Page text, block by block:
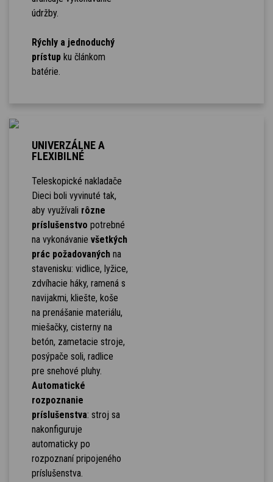
údržby.
Rýchly a jednoduchý
prístupku článkom
batérie.
UNIVERZÁLNE A
FLEXIBILNÉ
Teleskopické nakladače
Dieci boli vyvinuté tak,
aby využívali rôzne
príslušenstvo potrebné
na vykonávanie všetkých
prác požadovanýchna
stavenisku: vidlice, lyžice,
zdvíhacie háky, ramená s
navijakmi, kliešte, koše
na prenášanie materiálu,
miešačky, cisterny na
betón, zametacie stroje,
posýpače soli, radlice
pre snehové pluhy.
Automatické
rozpoznanie
príslušenstva: stroj sa
nakonfiguruje
automaticky po
rozpoznaní pripojeného
príslušenstva.